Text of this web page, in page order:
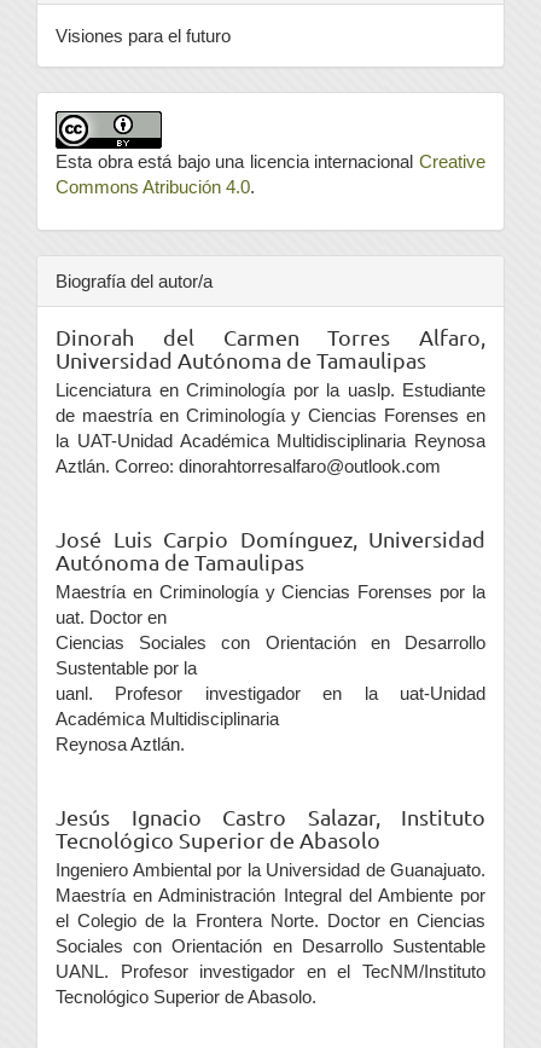
Visiones para el futuro
Esta obra está bajo una licencia internacional Creative
Commons Atribución 4.0.
Biografía del autor/a
Dinorah del Carmen Torres Alfaro,
Universidad Autónoma de Tamaulipas
Licenciatura en Criminología por la uaslp. Estudiante
de maestría en Criminología y Ciencias Forenses en
la UAT-Unidad Académica Multidisciplinaria Reynosa
Aztlán. Correo: dinorahtorresalfaro@outlook.com
José Luis Carpio Domínguez, Universidad
Autónoma de Tamaulipas
Maestría en Criminología y Ciencias Forenses por la
uat. Doctor en
Ciencias Sociales con Orientación en Desarrollo
Sustentable por la
uanl. Profesor investigador en la uat-Unidad
Académica Multidisciplinaria
Reynosa Aztlán.
Jesús Ignacio Castro Salazar, Instituto
Tecnológico Superior de Abasolo
Ingeniero Ambiental por la Universidad de Guanajuato.
Maestría en Administración Integral del Ambiente por
el Colegio de la Frontera Norte. Doctor en Ciencias
Sociales con Orientación en Desarrollo Sustentable
UANL. Profesor investigador en el TecNM/Instituto
Tecnológico Superior de Abasolo.